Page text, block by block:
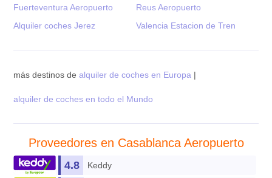
Fuerteventura Aeropuerto
Reus Aeropuerto
Alquiler coches Jerez
Valencia Estacion de Tren
más destinos dealquiler de coches en Europa |
alquiler de coches en todo el Mundo
Proveedores en Casablanca Aeropuerto
Keddy
4.8